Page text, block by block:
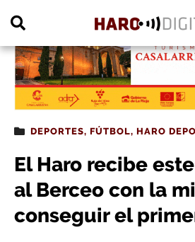
DEPORTES, FÚTBOL, HARO
El Haro recibe
al Berceo con la
conseguir el